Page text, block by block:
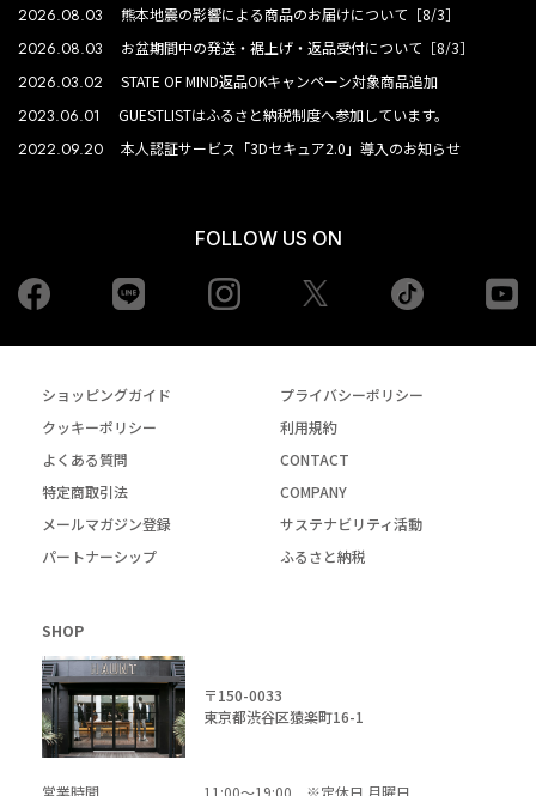
2026.08.03 熊本地震の影響による商品のお届けについて［8/3］
2026.08.03 お盆期間中の発送・裾上げ・返品受付について［8/3］
2026.03.02 STATE OF MIND返品OKキャンペーン対象商品追加
2023.06.01 GUESTLISTはふるさと納税制度へ参加しています。
2022.09.20 本人認証サービス「3Dセキュア2.0」導入のお知らせ
FOLLOW US ON
Facebook Instagram tiktok
ショッピングガイド
プライバシーポリシー
クッキーポリシー
利用規約
よくある質問
CONTACT
特定商取引法
COMPANY
メールマガジン登録
サステナビリティ活動
パートナーシップ
ふるさと納税
SHOP
〒150-0033
東京都渋谷区猿楽町16-1
営業時間 11:00～19:00 ※定休日 月曜日